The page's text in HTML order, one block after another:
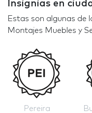
Insignias en
Estas son algunas de
Montajes Muebles y
Pereira